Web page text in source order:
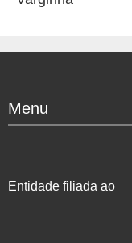
Menu
Entidade filiada ao